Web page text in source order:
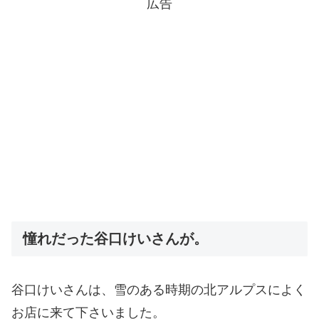
広告
憧れだった谷口けいさんが。
谷口けいさんは、雪のある時期の北アルプスによく
お店に来て下さいました。